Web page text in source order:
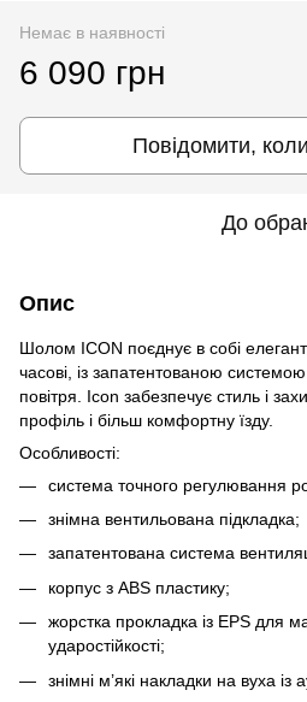
Немає в наявності
6 090 грн
Повідомити,
До
Опис
Шолом ICON поєднує в собі
часові, із запатентованою системою
повітря. Icon забезпечує стиль і
профіль і більш комфортну їзду.
Особливості:
система точного регулювання
знімна вентильована підкладка;
запатентована система
корпус з ABS пластику;
жорстка прокладка із EPS для
ударостійкості;
знімні м’які накладки на вуха із